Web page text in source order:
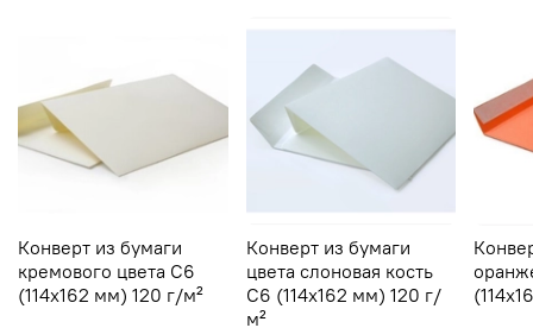
Конверт из бумаги
кремового цвета C6
(114х162 мм) 120 г/м²
Конверт из бумаги
цвета слоновая кость
C6 (114х162 мм) 120 г/
м²